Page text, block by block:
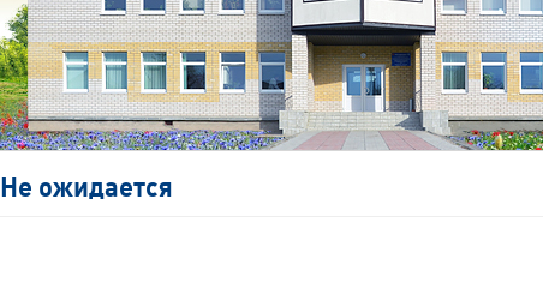
Не ожидается